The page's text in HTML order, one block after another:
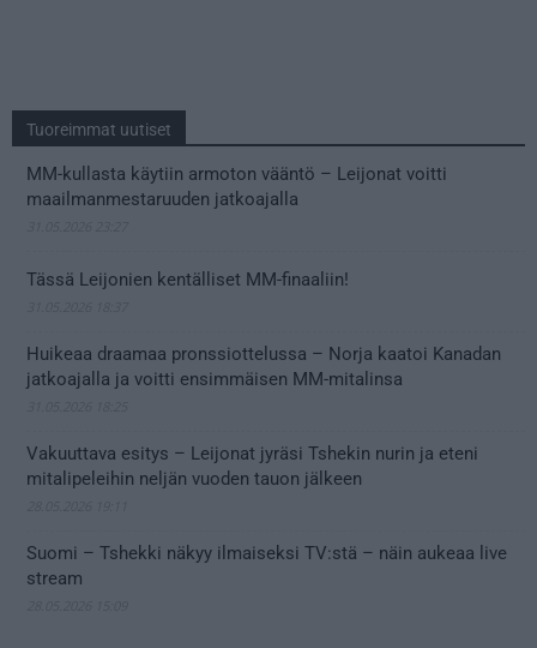
Tuoreimmat uutiset
MM-kullasta käytiin armoton vääntö – Leijonat voitti
maailmanmestaruuden jatkoajalla
Tässä Leijonien kentälliset MM-finaaliin!
Huikeaa draamaa pronssiottelussa – Norja kaatoi Kanadan
jatkoajalla ja voitti ensimmäisen MM-mitalinsa
Vakuuttava esitys – Leijonat jyräsi Tshekin nurin ja eteni
mitalipeleihin neljän vuoden tauon jälkeen
Suomi – Tshekki näkyy ilmaiseksi TV:stä – näin aukeaa live
stream